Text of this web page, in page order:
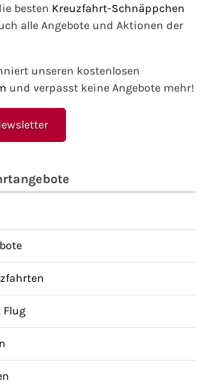
besten Kreuzfahrt-Schnäppchen
alle Angebote und Aktionen der
unseren kostenlosen
und verpasst keine Angebote mehr!